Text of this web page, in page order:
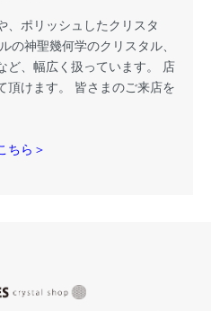
、ポリッシュしたクリスタ
の神聖幾何学のクリスタル、
ど、幅広く扱っています。 店
頂けます。 皆さまのご来店を
ちら＞